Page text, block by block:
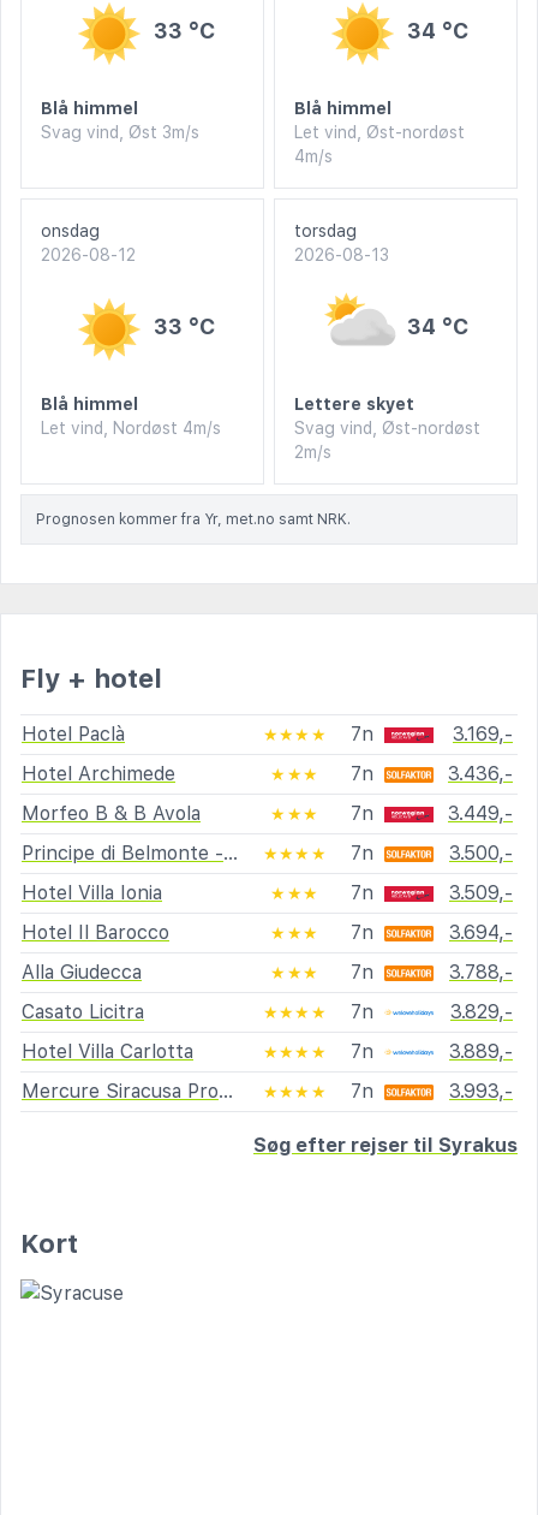
33 °C
Blå himmel
Svag vind, Øst 3m/s
34 °C
Blå himmel
Let vind, Øst-nordøst
4m/s
onsdag
2026-08-12
33 °C
Blå himmel
Let vind, Nordøst 4m/s
torsdag
2026-08-13
34 °C
Lettere skyet
Svag vind, Øst-nordøst
2m/s
Prognosen kommer fra Yr, met.no samt NRK.
Fly + hotel
Hotel Paclà ★★★★ 7n
3.169,-
Hotel Archimede
★★★ 7n
3.436,-
Morfeo B & B Avola
★★★ 7n
3.449,-
Principe di Belmonte - Hotel, Matrimoni ed Eventi
★★★★ 7n
3.500,-
Hotel Villa Ionia
★★★ 7n
3.509,-
Hotel Il Barocco
★★★ 7n
3.694,-
Alla Giudecca
★★★ 7n
3.788,-
Casato Licitra
★★★★ 7n
3.829,-
Hotel Villa Carlotta
★★★★ 7n
3.889,-
Mercure Siracusa Prometeo
★★★★ 7n 3.993,-
Søg efter rejser til Syrakus
Kort